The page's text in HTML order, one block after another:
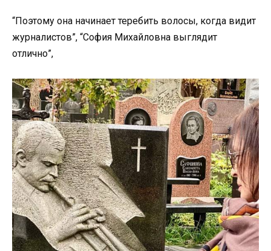
“Поэтому она начинает теребить волосы, когда видит
журналистов”, “София Михайловна выглядит
отлично”,